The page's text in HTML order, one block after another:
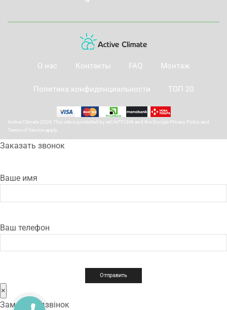
О нас Контакты FAQ Монтаж
Политика конфиденциальности ТОП 20
Active Climate 2026 This site is protected by reCAPTCHA and the Google Privacy Policy and
Terms of Service apply.
Заказать звонок
Ваше имя
Ваш телефон
×
Замовити дзвінок